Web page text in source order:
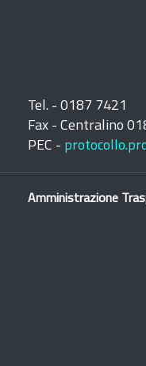
Tel. - 0187 7421
Fax - Centralino
PEC -
Amministrazione